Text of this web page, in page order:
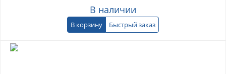
В наличии
В корзину Быстрый заказ